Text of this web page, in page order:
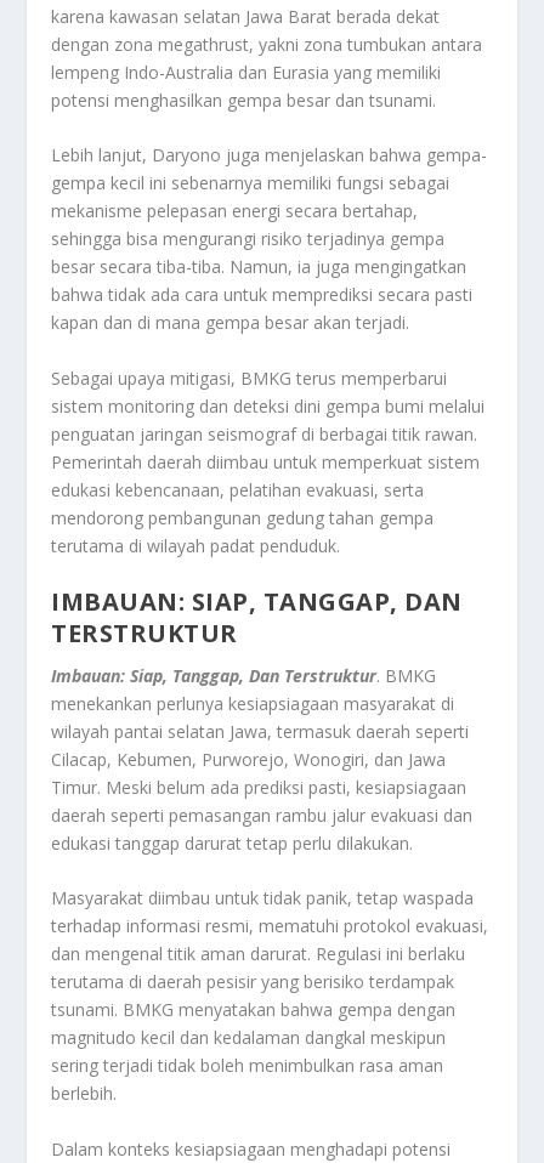
karena kawasan selatan Jawa Barat berada dekat
dengan zona megathrust, yakni zona tumbukan antara
lempeng Indo-Australia dan Eurasia yang memiliki
potensi menghasilkan gempa besar dan tsunami.
Lebih lanjut, Daryono juga menjelaskan bahwa gempa-
gempa kecil ini sebenarnya memiliki fungsi sebagai
mekanisme pelepasan energi secara bertahap,
sehingga bisa mengurangi risiko terjadinya gempa
besar secara tiba-tiba. Namun, ia juga mengingatkan
bahwa tidak ada cara untuk memprediksi secara pasti
kapan dan di mana gempa besar akan terjadi.
Sebagai upaya mitigasi, BMKG terus memperbarui
sistem monitoring dan deteksi dini gempa bumi melalui
penguatan jaringan seismograf di berbagai titik rawan.
Pemerintah daerah diimbau untuk memperkuat sistem
edukasi kebencanaan, pelatihan evakuasi, serta
mendorong pembangunan gedung tahan gempa
terutama di wilayah padat penduduk.
IMBAUAN: SIAP, TANGGAP, DAN
TERSTRUKTUR
Imbauan: Siap, Tanggap, Dan Terstruktur. BMKG
menekankan perlunya kesiapsiagaan masyarakat di
wilayah pantai selatan Jawa, termasuk daerah seperti
Cilacap, Kebumen, Purworejo, Wonogiri, dan Jawa
Timur. Meski belum ada prediksi pasti, kesiapsiagaan
daerah seperti pemasangan rambu jalur evakuasi dan
edukasi tanggap darurat tetap perlu dilakukan.
Masyarakat diimbau untuk tidak panik, tetap waspada
terhadap informasi resmi, mematuhi protokol evakuasi,
dan mengenal titik aman darurat. Regulasi ini berlaku
terutama di daerah pesisir yang berisiko terdampak
tsunami. BMKG menyatakan bahwa gempa dengan
magnitudo kecil dan kedalaman dangkal meskipun
sering terjadi tidak boleh menimbulkan rasa aman
berlebih.
Dalam konteks kesiapsiagaan menghadapi potensi